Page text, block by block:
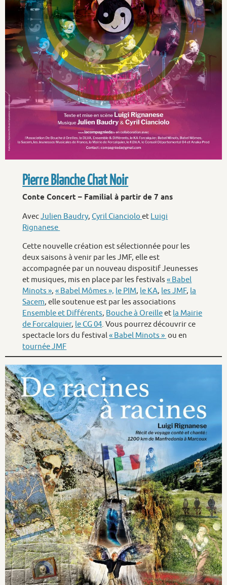
Pierre Blanche Chat Noir
Conte Concert – Familial à partir de 7 ans
AvecJulien Baudry, Cyril Ciancioloet Luigi
Rignanese
Cette nouvelle création est sélectionnée pour les
deux saisons à venir par les JMF, elle est
accompagnée par un nouveau dispositif Jeunesses
et musiques, mis en place par les festivals« Babel
Minots »,« Babel Mômes », le PIM, le KA, les JMF, la
Sacem, elle soutenue est par les associations
Ensemble et Différents, Bouche à Oreilleet la Mairie
de Forcalquier, le CG 04. Vous pourrez découvrir ce
spectacle lors du festival« Babel Minots » ou en
tournée JMF